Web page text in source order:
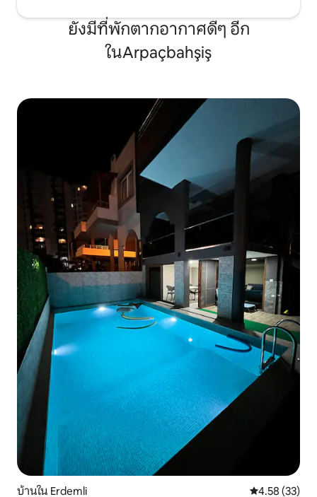
ยังมีที่พักตากอากาศดีๆ อีก
ในArpaçbahşiş
บ้านใน Erdemli คะแนนเฉลี่ย
4.58 (33)